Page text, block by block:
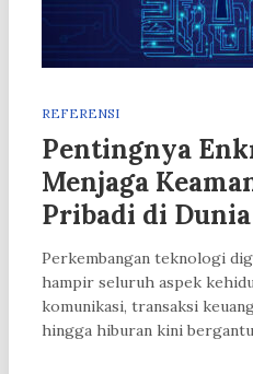
REFERENSI
Pentingnya
Menjaga
Pribadi di
Perkembangan teknologi
hampir seluruh aspek
komunikasi, transaksi
hingga hiburan kini